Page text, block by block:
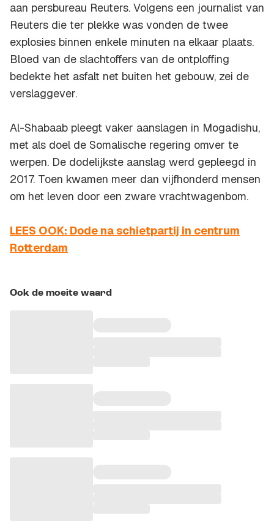
aan persbureau Reuters. Volgens een journalist van
Reuters die ter plekke was vonden de twee
explosies binnen enkele minuten na elkaar plaats.
Bloed van de slachtoffers van de ontploffing
bedekte het asfalt net buiten het gebouw, zei de
verslaggever.
Al-Shabaab pleegt vaker aanslagen in Mogadishu,
met als doel de Somalische regering omver te
werpen. De dodelijkste aanslag werd gepleegd in
2017. Toen kwamen meer dan vijfhonderd mensen
om het leven door een zware vrachtwagenbom.
LEES OOK: Dode na schietpartij in centrum
Rotterdam
Ook de moeite waard